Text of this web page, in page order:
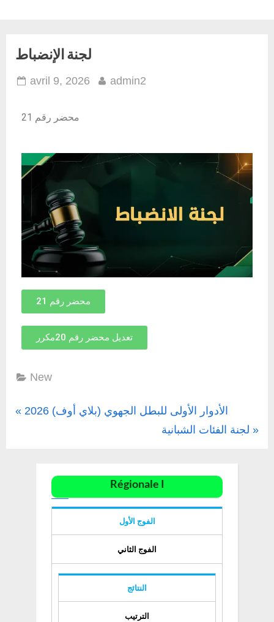
لجنة الإنضباط
avril 9, 2026 admin2
محضر رقم 21
محضر رقم 21
تعديل محضر رقم 20مكرر
New
الأدوار الأولى للبطل الجهوي (بلاي أوف) 2026
لجنة الفئات الشبانية
Régionale I
الفوج الأول
الفوج الثاني
النتائج
الترتيب